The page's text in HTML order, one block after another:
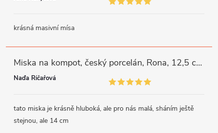
krásná masivní mísa
Miska na kompot, český porcelán, Rona, 12,5 cm, bílý, G. Benedikt
Naďa Říčařová
tato miska je krásně hluboká, ale pro nás malá, sháním ještě
stejnou, ale 14 cm